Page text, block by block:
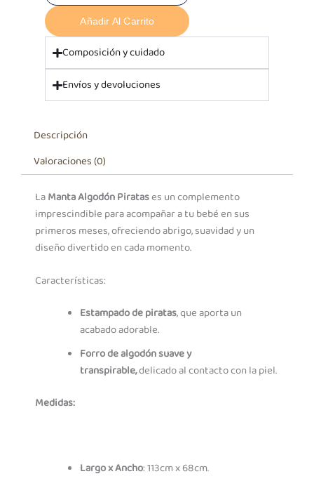
Añadir Al Carrito
Composición y cuidado
Envíos y devoluciones
Descripción
Valoraciones (0)
LaManta Algodón Piratases un complemento
imprescindible para acompañar a tu bebé en sus
primeros meses, ofreciendo abrigo, suavidad y un
diseño divertido en cada momento.
Características:
Estampado de piratas, que aporta un
acabado adorable.
Forro de algodón suave y
transpirable,delicado al contacto con la piel.
Medidas:
Largo x Ancho: 113cm x 68cm.